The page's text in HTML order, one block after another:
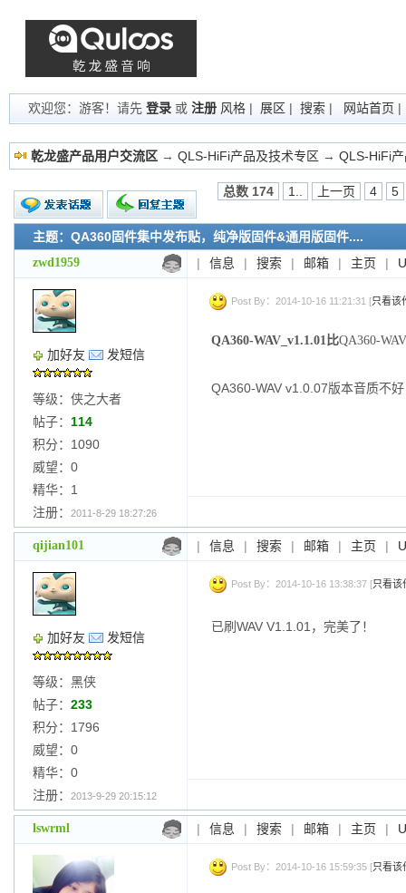
欢迎您：游客！请先 登录 或 注册 风格 | 展区 | 搜索 | 网站首页
乾龙盛产品用户交流区 → QLS-HiFi产品及技术专区 → QLS-HiFi
新的主题
投票帖
交易帖
小字报
总数 174 1.. 上一页 4 5
主题：QA360固件集中发布贴，纯净版固件&通用版固件....
zwd1959 | 信息 | 搜索 | 邮箱 | 主页 |
加好友 发短信
等级：侠之大者
帖子： 114
积分：1090
威望：0
精华：1
注册：
2011-8-29 18:27:26
Post By：2014-10-16 11:21:31 [只看该
QA360-WAV_v1.1.01比QA360-
QA360-WAV v1.0.07版本音质不
qijian101 | 信息 | 搜索 | 邮箱 | 主页 |
加好友 发短信
等级：黑侠
帖子： 233
积分：1796
威望：0
精华：0
注册：
2013-9-29 20:15:12
Post By：2014-10-16 13:38:37 [只看该
已刷WAV V1.1.01，完美了！
lswrml | 信息 | 搜索 | 邮箱 | 主页 |
Post By：2014-10-16 15:59:35 [只看该